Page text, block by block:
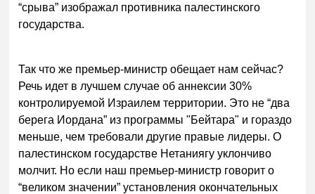
“срыва” изображал противника палестинского
государства.
Так что же премьер-министр обещает нам сейчас?
Речь идет в лучшем случае об аннексии 30%
контролируемой Израилем территории. Это не “два
берега Иордана” из программы "Бейтара" и гораздо
меньше, чем требовали другие правые лидеры. О
палестинском государстве Нетаниягу уклончиво
молчит. Но если наш премьер-министр говорит о
“великом значении” установления окончательных